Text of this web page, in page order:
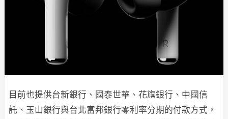
目前也提供台新銀行、國泰世華、花旗銀行、中國信
託、玉山銀行與台北富邦銀行零利率分期的付款方式，